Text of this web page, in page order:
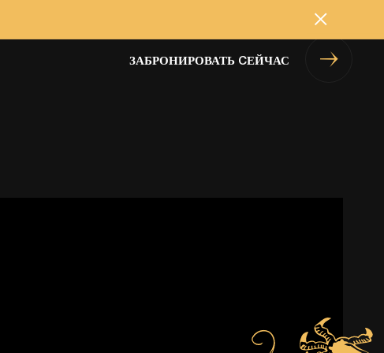
ЗАБРОНИРОВАТЬ CЕЙЧАС
Закрыть